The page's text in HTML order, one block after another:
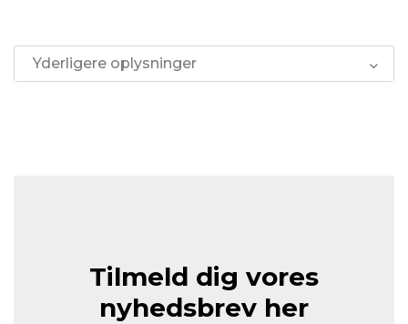
Yderligere oplysninger
Tilmeld dig vores
nyhedsbrev her